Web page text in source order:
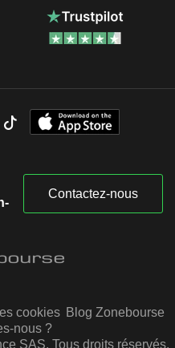
Contactez-nous
cookies Blog Zonebourse
nous ?
SAS. Tous droits réservés.